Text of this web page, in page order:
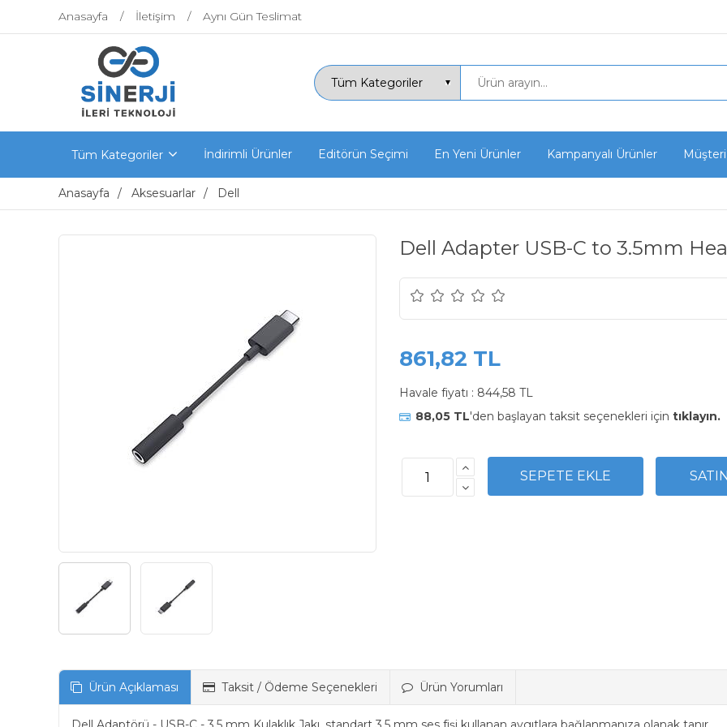
Anasayfa İletişim Aynı Gün Teslimat
Tüm Kategoriler İndirimli Ürünler Editörün Seçimi En Yeni Ürünler Kampanyalı Ürünler
Anasayfa Aksesuarlar Dell
Dell Adapter USB-C to 3.5mm
861,82 TL
Havale fiyatı : 844,58 TL
88,05 TL'den başlayan taksit seçenekleri için tıklayın.
Ürün Açıklaması Taksit / Ödeme Seçenekleri Ürün Yorumları